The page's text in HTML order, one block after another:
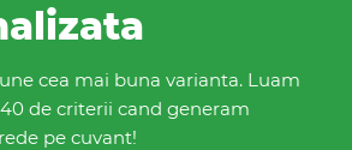
cea mai buna varianta. Luam
de criterii cand generam
pe cuvant!